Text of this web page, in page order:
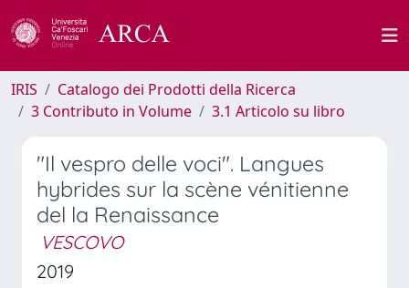
IRIS
Catalogo dei Prodotti della Ricerca
3 Contributo in Volume
3.1 Articolo su libro
"Il vespro delle voci". Langues
hybrides sur la scène vénitienne
del la Renaissance
VESCOVO
2019